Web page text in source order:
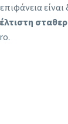
είναι